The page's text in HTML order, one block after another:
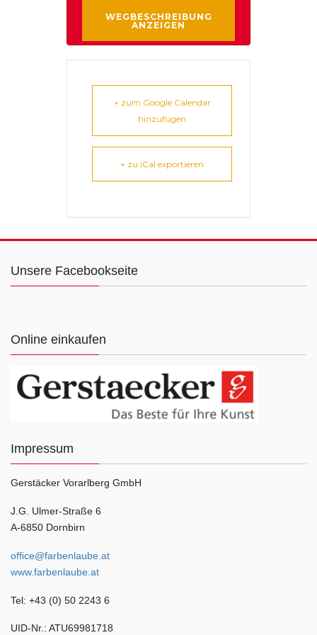
+ zum Google Calendar
hinzufügen
+ zu iCal exportieren
Unsere Facebookseite
Online einkaufen
Impressum
Gerstäcker Vorarlberg GmbH
J.G. Ulmer-Straße 6
A-6850 Dornbirn
office@farbenlaube.at
www.farbenlaube.at
Tel: +43 (0) 50 2243 6
UID-Nr.: ATU69981718